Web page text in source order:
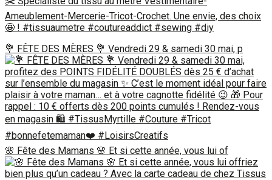
Ameublement-Mercerie-Tricot-Crochet. Une envie, des choix
🤩 ! #tissuaumetre #coutureaddict #sewing #diy
💐 FÊTE DES MÈRES 💐 Vendredi 29 & samedi 30 mai, p
🌸 Fête des Mamans 🌸 Et si cette année, vous lui of